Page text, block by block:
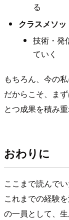
る
クラスメソ
技術・発
ていく
もちろん、今の
だからこそ、ま
とつ成果を積み
おわりに
ここまで読んで
これまでの経験
の一員として、